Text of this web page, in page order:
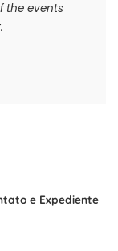
the events
e Expediente